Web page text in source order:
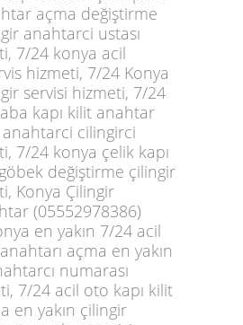
açma değiştirme
anahtarci ustası
7/24 konya acil
hizmeti, 7/24 Konya
servisi hizmeti, 7/24
kapı kilit anahtar
cilingirci
7/24 konya çelik kapı
değiştirme çilingir
Konya Çilingir
(05552978386)
en yakın 7/24 acil
açma en yakın
numarası
7/24 acil oto kapı kilit
en yakın çilingir